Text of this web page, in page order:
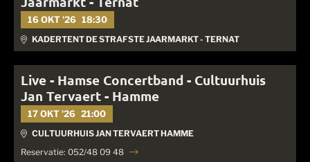
16 OKT '26 18:30
KADERTENT DE STRAFSTE JAARMARKT - TERNAT
Live - Hamse Concertband - Cultuurhuis
Jan Tervaert - Hamme
17 OKT '26 21:00
CULTUURHUIS JAN TERVAERT HAMME
Reservatie: 052/48 09 48